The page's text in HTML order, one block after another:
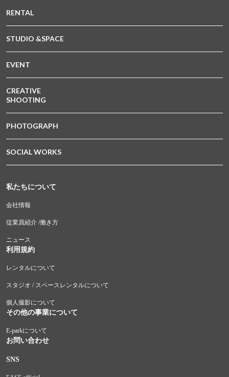
RENTAL
STUDIO &SPACE
EVENT
CREATIVE
SHOOTING
PHOTOGRAPH
SOCIAL WORKS
私たちについて
会社情報
従業員紹介 /働き方
ニュース
利用規約
レンタルについて
スタジオ / スペースレンタルについて
個人撮影について
その他の事業について
E-parkについて
お問い合わせ
SNS